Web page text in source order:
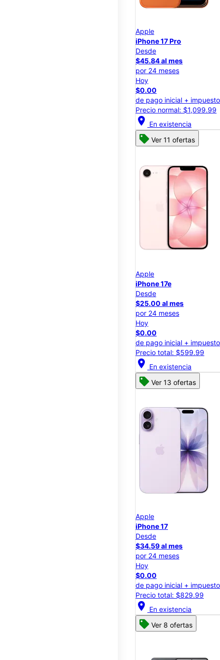
Apple
iPhone 17 Pro
Desde
$45.84 al mes
por 24 meses
Hoy
$0.00
de pago inicial +
Precio normal: $1,099.99
location_on En existencia
Ver 11 ofertas
Apple
iPhone 17e
Desde
$25.00 al mes
por 24 meses
Hoy
$0.00
de pago inicial +
Precio total: $599.99
location_on En existencia
Ver 13 ofertas
Apple
iPhone 17
Desde
$34.59 al mes
por 24 meses
Hoy
$0.00
de pago inicial +
Precio total: $829.99
location_on En existencia
Ver 8 ofertas